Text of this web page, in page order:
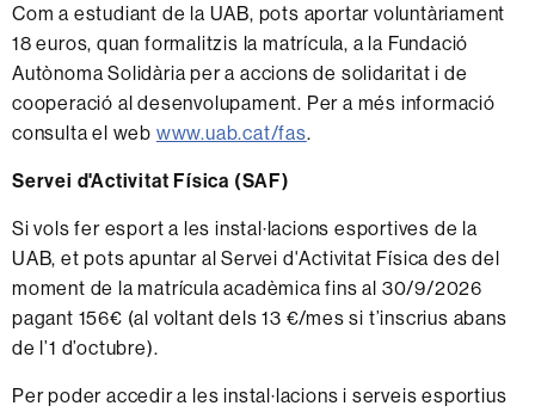
Com a estudiant de la UAB, pots aportar voluntàriament
18 euros, quan formalitzis la matrícula, a la Fundació
Autònoma Solidària per a accions de solidaritat i de
cooperació al desenvolupament. Per a més informació
consulta el web www.uab.cat/fas.
Servei d'Activitat Física (SAF)
Si vols fer esport a les instal·lacions esportives de la
UAB, et pots apuntar al Servei d'Activitat Física des del
moment de la matrícula acadèmica fins al 30/9/2026
pagant 156€ (al voltant dels 13 €/mes si t’inscrius abans
de l’1 d’octubre).
Per poder accedir a les instal·lacions i serveis esportius